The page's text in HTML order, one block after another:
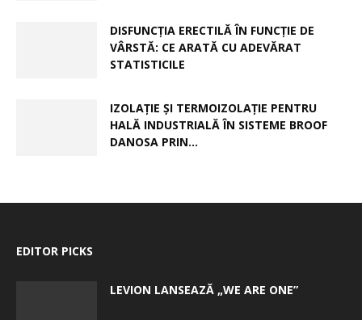
DISFUNCȚIA ERECTILĂ ÎN FUNCȚIE DE
VÂRSTĂ: CE ARATĂ CU ADEVĂRAT
STATISTICILE
IZOLAȚIE ȘI TERMOIZOLAȚIE PENTRU
HALĂ INDUSTRIALĂ ÎN SISTEME BROOF
DANOSA PRIN...
EDITOR PICKS
LEVION LANSEAZĂ „WE ARE ONE”